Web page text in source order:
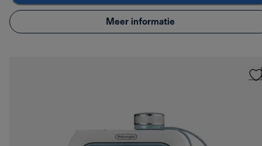
Meer informatie